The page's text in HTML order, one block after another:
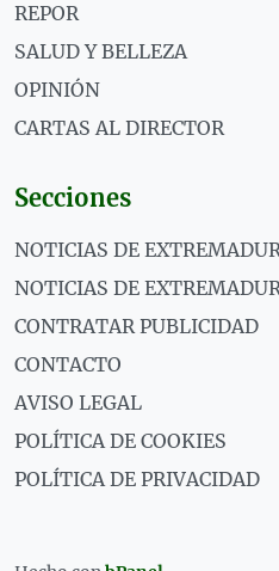
REPOR
SALUD Y BELLEZA
OPINIÓN
CARTAS AL DIRECTOR
Secciones
NOTICIAS DE
NOTICIAS DE
CONTRATAR PUBLICIDAD
CONTACTO
AVISO LEGAL
POLÍTICA DE COOKIES
POLÍTICA DE PRIVACIDAD